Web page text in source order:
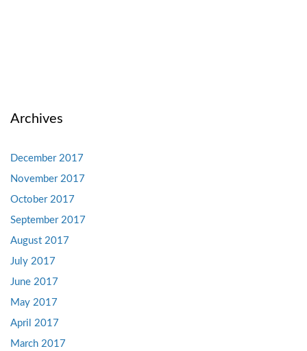
Archives
December 2017
November 2017
October 2017
September 2017
August 2017
July 2017
June 2017
May 2017
April 2017
March 2017